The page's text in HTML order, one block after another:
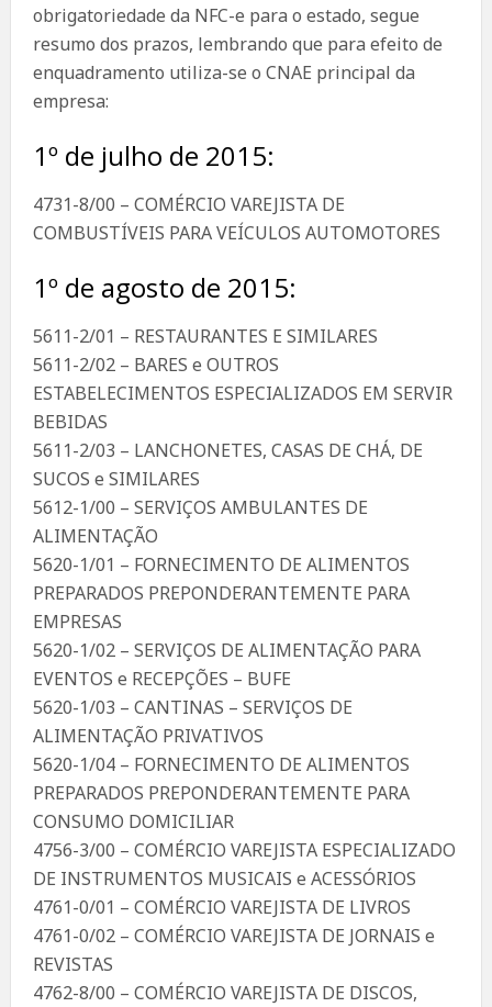
obrigatoriedade da NFC-e para o estado, segue
resumo dos prazos, lembrando que para efeito de
enquadramento utiliza-se o CNAE principal da
empresa:
1º de julho de 2015:
4731-8/00 – COMÉRCIO VAREJISTA DE
COMBUSTÍVEIS PARA VEÍCULOS AUTOMOTORES
1º de agosto de 2015:
5611-2/01 – RESTAURANTES E SIMILARES
5611-2/02 – BARES e OUTROS
ESTABELECIMENTOS ESPECIALIZADOS EM SERVIR
BEBIDAS
5611-2/03 – LANCHONETES, CASAS DE CHÁ, DE
SUCOS e SIMILARES
5612-1/00 – SERVIÇOS AMBULANTES DE
ALIMENTAÇÃO
5620-1/01 – FORNECIMENTO DE ALIMENTOS
PREPARADOS PREPONDERANTEMENTE PARA
EMPRESAS
5620-1/02 – SERVIÇOS DE ALIMENTAÇÃO PARA
EVENTOS e RECEPÇÕES – BUFE
5620-1/03 – CANTINAS – SERVIÇOS DE
ALIMENTAÇÃO PRIVATIVOS
5620-1/04 – FORNECIMENTO DE ALIMENTOS
PREPARADOS PREPONDERANTEMENTE PARA
CONSUMO DOMICILIAR
4756-3/00 – COMÉRCIO VAREJISTA ESPECIALIZADO
DE INSTRUMENTOS MUSICAIS e ACESSÓRIOS
4761-0/01 – COMÉRCIO VAREJISTA DE LIVROS
4761-0/02 – COMÉRCIO VAREJISTA DE JORNAIS e
REVISTAS
4762-8/00 – COMÉRCIO VAREJISTA DE DISCOS,